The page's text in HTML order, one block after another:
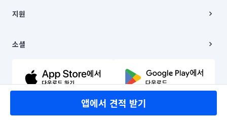
앱에서 견적 받기
상품, 상품정보, 거래에 관한 의무와 책임은 거래당사자에게 있습니다.
언론 보도 관련 문의:
© 유한회사 미소. Miso, Inc. All Rights Reserved.
이사
지원
이용약관
문의하기
소셜
유튜브